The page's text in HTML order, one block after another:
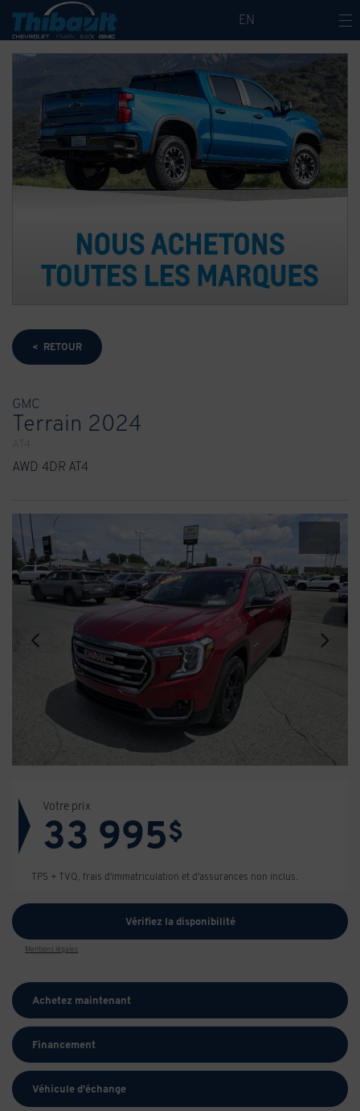
EN
< RETOUR
GMC
Terrain 2024
AWD 4DR AT4
Votre prix
33 995$
TPS + TVQ, frais d'immatriculation et d'assurances non inclus.
Vérifiez la disponibilité
Mentions légales
Achetez maintenant
Financement
Véhicule d'échange